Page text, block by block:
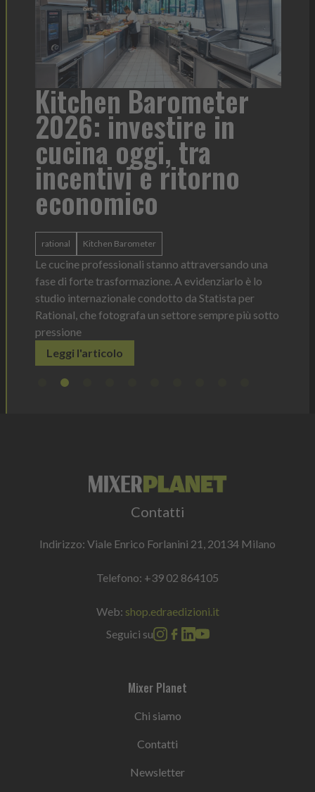
Kitchen Barometer
2026: investire in
cucina oggi, tra
incentivi e ritorno
economico
rational Kitchen Barometer
Le cucine professionali stanno attraversando una
fase di forte trasformazione. A evidenziarlo è lo
studio internazionale condotto da Statista per
Rational, che fotografa un settore sempre più sotto
pressione
Leggi l'articolo
Contatti
Indirizzo: Viale Enrico Forlanini 21, 20134 Milano
Telefono: +39 02 864105
Web: shop.edraedizioni.it
Seguici su
Mixer Planet
Chi siamo
Contatti
Newsletter